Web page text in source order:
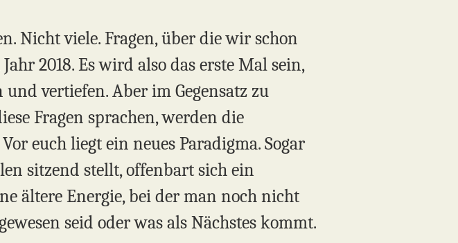
Nicht viele. Fragen, über die wir schon
2018. Es wird also das erste Mal sein,
vertiefen. Aber im Gegensatz zu
Fragen sprachen, werden die
euch liegt ein neues Paradigma. Sogar
sitzend stellt, offenbart sich ein
ältere Energie, bei der man noch nicht
seid oder was als Nächstes kommt.